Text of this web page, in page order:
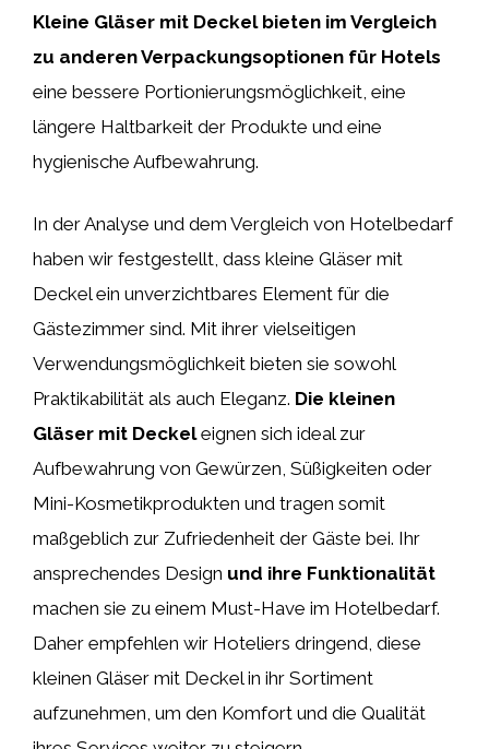
Kleine Gläser mit Deckel bieten im Vergleich
zu anderen Verpackungsoptionen für Hotels
eine bessere Portionierungsmöglichkeit, eine
längere Haltbarkeit der Produkte und eine
hygienische Aufbewahrung.
In der Analyse und dem Vergleich von Hotelbedarf
haben wir festgestellt, dass kleine Gläser mit
Deckel ein unverzichtbares Element für die
Gästezimmer sind. Mit ihrer vielseitigen
Verwendungsmöglichkeit bieten sie sowohl
Praktikabilität als auch Eleganz. Die kleinen
Gläser mit Deckeleignen sich ideal zur
Aufbewahrung von Gewürzen, Süßigkeiten oder
Mini-Kosmetikprodukten und tragen somit
maßgeblich zur Zufriedenheit der Gäste bei. Ihr
ansprechendes Design und ihre Funktionalität
machen sie zu einem Must-Have im Hotelbedarf.
Daher empfehlen wir Hoteliers dringend, diese
kleinen Gläser mit Deckel in ihr Sortiment
aufzunehmen, um den Komfort und die Qualität